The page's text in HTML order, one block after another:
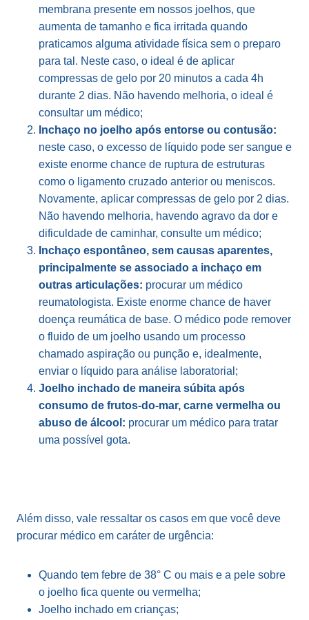
membrana presente em nossos joelhos, que
aumenta de tamanho e fica irritada quando
praticamos alguma atividade física sem o preparo
para tal. Neste caso, o ideal é de aplicar
compressas de gelo por 20 minutos a cada 4h
durante 2 dias. Não havendo melhoria, o ideal é
consultar um médico;
Inchaço no joelho após entorse ou contusão:
neste caso, o excesso de líquido pode ser sangue e
existe enorme chance de ruptura de estruturas
como o ligamento cruzado anterior ou meniscos.
Novamente, aplicar compressas de gelo por 2 dias.
Não havendo melhoria, havendo agravo da dor e
dificuldade de caminhar, consulte um médico;
Inchaço espontâneo, sem causas aparentes,
principalmente se associado a inchaço em
outras articulações: procurar um médico
reumatologista. Existe enorme chance de haver
doença reumática de base. O médico pode remover
o fluido de um joelho usando um processo
chamado aspiração ou punção e, idealmente,
enviar o líquido para análise laboratorial;
Joelho inchado de maneira súbita após
consumo de frutos-do-mar, carne vermelha ou
abuso de álcool: procurar um médico para tratar
uma possível gota.
Além disso, vale ressaltar os casos em que você deve
procurar médico em caráter de urgência:
Quando tem febre de 38° C ou mais e a pele sobre
o joelho fica quente ou vermelha;
Joelho inchado em crianças;